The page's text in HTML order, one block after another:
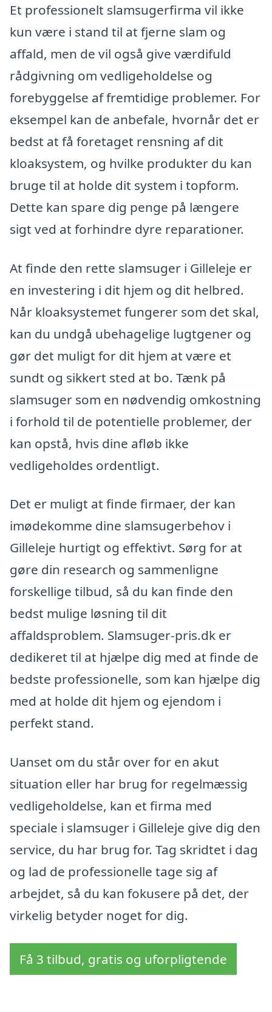
Et professionelt slamsugerfirma vil ikke
kun være i stand til at fjerne slam og
affald, men de vil også give værdifuld
rådgivning om vedligeholdelse og
forebyggelse af fremtidige problemer. For
eksempel kan de anbefale, hvornår det er
bedst at få foretaget rensning af dit
kloaksystem, og hvilke produkter du kan
bruge til at holde dit system i topform.
Dette kan spare dig penge på længere
sigt ved at forhindre dyre reparationer.
At finde den rette slamsuger i Gilleleje er
en investering i dit hjem og dit helbred.
Når kloaksystemet fungerer som det skal,
kan du undgå ubehagelige lugtgener og
gør det muligt for dit hjem at være et
sundt og sikkert sted at bo. Tænk på
slamsuger som en nødvendig omkostning
i forhold til de potentielle problemer, der
kan opstå, hvis dine afløb ikke
vedligeholdes ordentligt.
Det er muligt at finde firmaer, der kan
imødekomme dine slamsugerbehov i
Gilleleje hurtigt og effektivt. Sørg for at
gøre din research og sammenligne
forskellige tilbud, så du kan finde den
bedst mulige løsning til dit
affaldsproblem. Slamsuger-pris.dk er
dedikeret til at hjælpe dig med at finde de
bedste professionelle, som kan hjælpe dig
med at holde dit hjem og ejendom i
perfekt stand.
Uanset om du står over for en akut
situation eller har brug for regelmæssig
vedligeholdelse, kan et firma med
speciale i slamsuger i Gilleleje give dig den
service, du har brug for. Tag skridtet i dag
og lad de professionelle tage sig af
arbejdet, så du kan fokusere på det, der
virkelig betyder noget for dig.
Få 3 tilbud, gratis og uforpligtende